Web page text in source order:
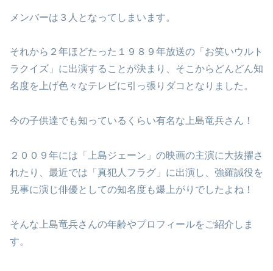
メンバーは３人となってしまいます。
それから２年ほどたった１９８９年放送の「お笑いウルト
ラクイズ」に出演することが決まり、そこからどんどん知
名度を上げ色々なテレビに引っ張りダコとなりました。
今の子供達でも知っているくらい有名な上島竜兵さん！
２００９年には「上島ジェーン」の映画の主演に大抜擢さ
れたり、最近では「真犯人フラグ」に出演し、強羅誠役を
見事に演じ俳優としての知名度も爆上がりでしたよね！
そんな上島竜兵さんの年齢やプロフィールをご紹介しま
す。